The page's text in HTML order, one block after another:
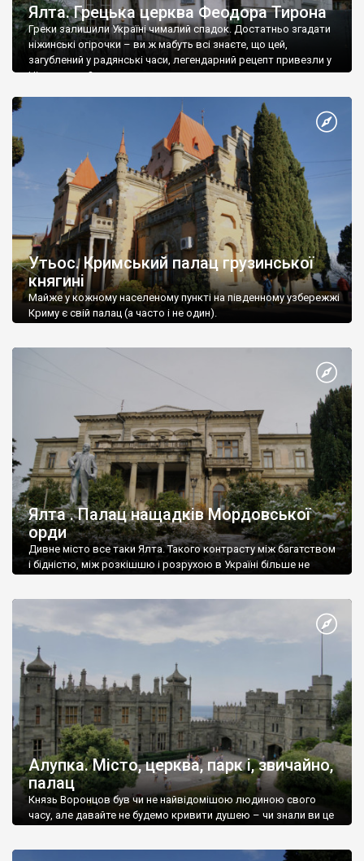
Ялта. Грецька церква Феодора Тирона
Греки залишили Україні чималий спадок. Достатньо згадати
ніжинські огірочки – ви ж мабуть всі знаєте, що цей,
загублений у радянські часи, легендарний рецепт привезли у
Ніжин греки?
Утьос. Кримський палац грузинської
княгині
Майже у кожному населеному пункті на південному узбережжі
Криму є свій палац (а часто і не один).
Ялта . Палац нащадків Мордовської
орди
Дивне місто все таки Ялта. Такого контрасту між багатством
і бідністю, між розкішшю і розрухою в Україні більше не
Алупка. Місто, церква, парк і, звичайно,
палац
Князь Воронцов був чи не найвідомішою людиною свого
часу, але давайте не будемо кривити душею – чи знали ви це